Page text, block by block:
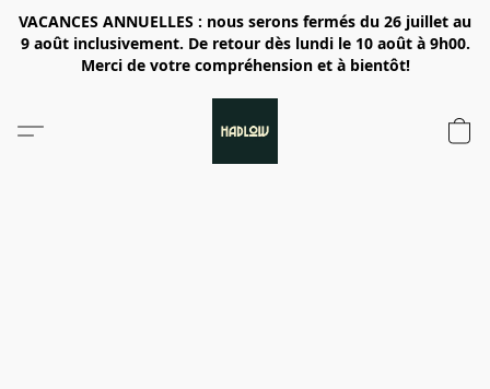
VACANCES ANNUELLES : nous serons fermés du 26 juillet au
9 août inclusivement. De retour dès lundi le 10 août à 9h00.
Merci de votre compréhension et à bientôt!